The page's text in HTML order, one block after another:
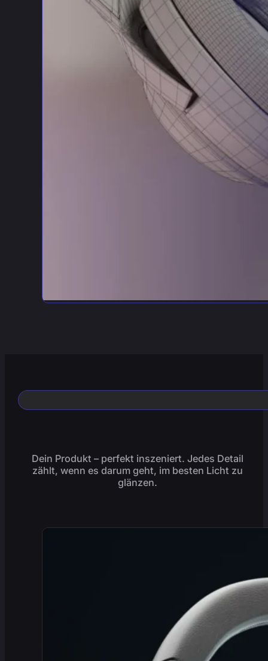
Dein Produkt – perfekt inszeniert. Jedes Detail
zählt, wenn es darum geht, im besten Licht zu
glänzen.